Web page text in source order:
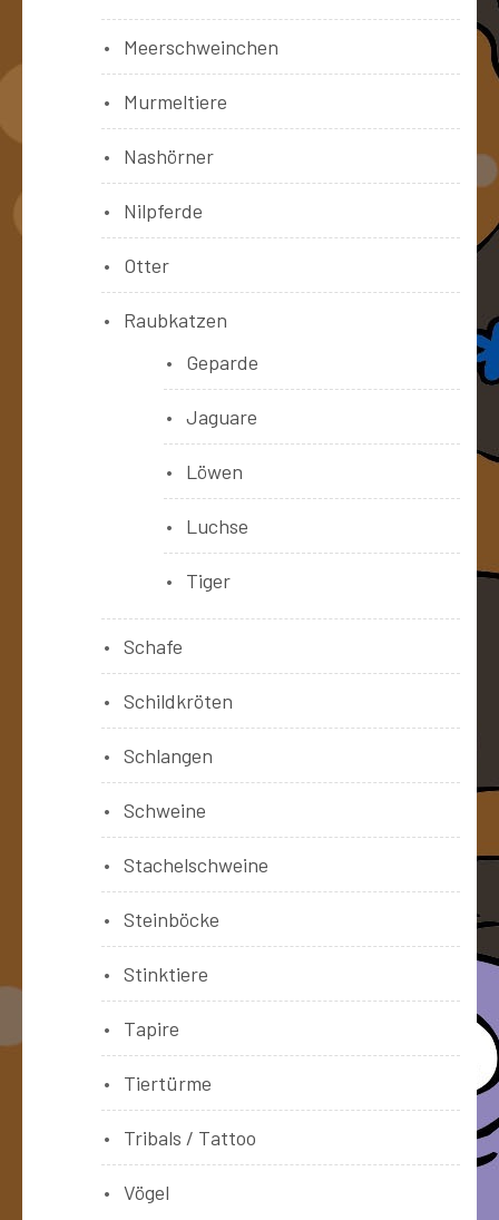
Meerschweinchen
Murmeltiere
Nashörner
Nilpferde
Otter
Raubkatzen
Geparde
Jaguare
Löwen
Luchse
Tiger
Schafe
Schildkröten
Schlangen
Schweine
Stachelschweine
Steinböcke
Stinktiere
Tapire
Tiertürme
Tribals / Tattoo
Vögel